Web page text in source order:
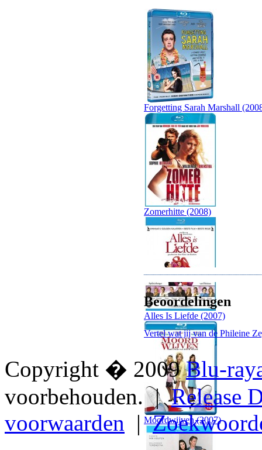
Forgetting Sarah Marshall
Zomerhitte (2008)
Alles Is Liefde (2007)
Moordwijven (2007)
Beoordelingen
Vertel wat jij van de Phileine
Copyright � 2009Blu-
voorbehouden. |Release
voorwaarden |